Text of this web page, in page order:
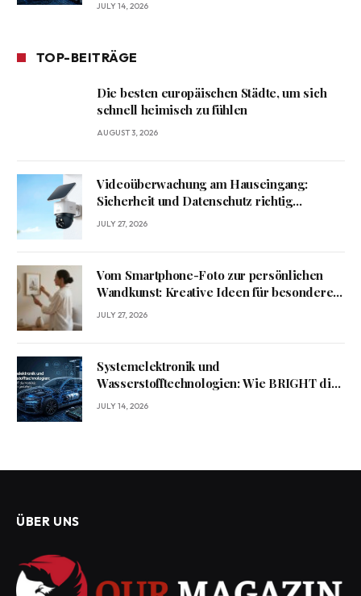
JULY 14, 2026
TOP-BEITRÄGE
Die besten europäischen Städte, um sich
schnell heimisch zu fühlen
AUGUST 3, 2026
Videoüberwachung am Hauseingang:
Sicherheit und Datenschutz richtig
verbinden
JULY 27, 2026
Vom Smartphone-Foto zur persönlichen
Wandkunst: Kreative Ideen für besondere
Erinnerungen
JULY 27, 2026
Systemelektronik und
Wasserstofftechnologien: Wie BRIGHT die
Mobilität von morgen gestaltet?
JULY 14, 2026
ÜBER UNS